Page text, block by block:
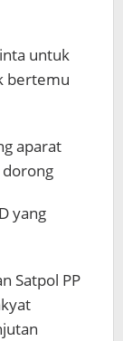
untuk
bertemu
aparat
yang
Satpol PP